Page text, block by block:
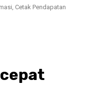
Cetak Pendapatan